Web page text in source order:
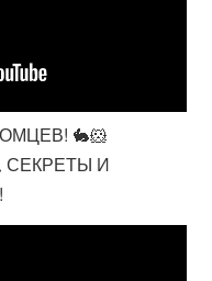
🐇🐹
СЕКРЕТЫ И